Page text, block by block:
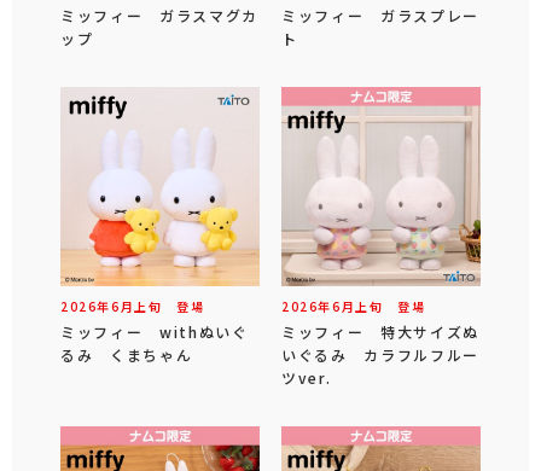
ミッフィー ガラスマグカ
ップ
ミッフィー ガラスプレー
ト
2026年6 月 上旬 登場
ミッフィー withぬいぐ
るみ くまちゃん
2026年6 月 上旬 登場
ミッフィー 特大サイズぬ
いぐるみ カラフルフルー
ツver.